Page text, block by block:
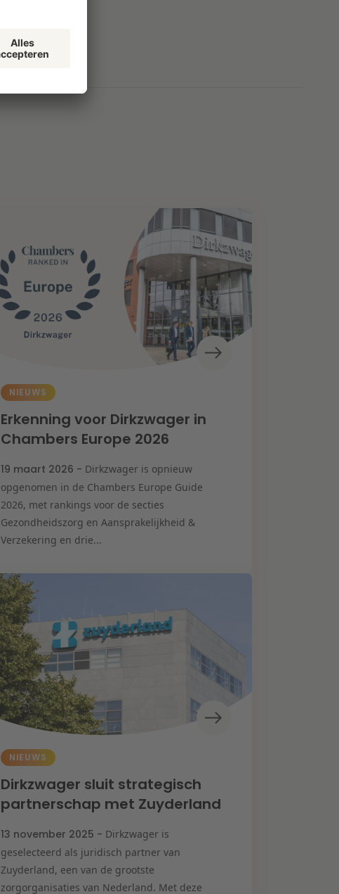
NIEUWS
Erkenning voor Dirkzwager in
Chambers Europe 2026
19 maart 2026 - Dirkzwager is opnieuw
opgenomen in de Chambers Europe Guide
2026, met rankings voor de secties
Gezondheidszorg en Aansprakelijkheid &
Verzekering en drie...
NIEUWS
Dirkzwager sluit strategisch
partnerschap met Zuyderland
13 november 2025 - Dirkzwager is
geselecteerd als juridisch partner van
Zuyderland, een van de grootste
zorgorganisaties van Nederland. Met deze